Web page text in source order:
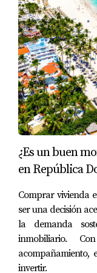
más importantes
Cana lidera esta
turistas aumenta,
promocionales
nuevas
creciente
llegada constante
de nuevos resorts
Cana. Invertir
privilegiada para
Estudio de
La familia
¿Es un buen
en República
Comprar vivienda
ser una decisión
la demanda
inmobiliario.
invertir.